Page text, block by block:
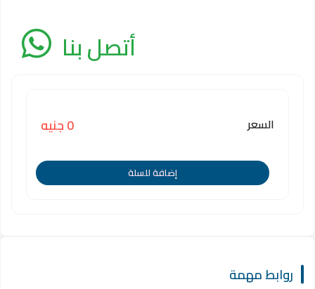
أتصل بنا
السعر 0 جنيه
إضافة للسلة
روابط مهمة